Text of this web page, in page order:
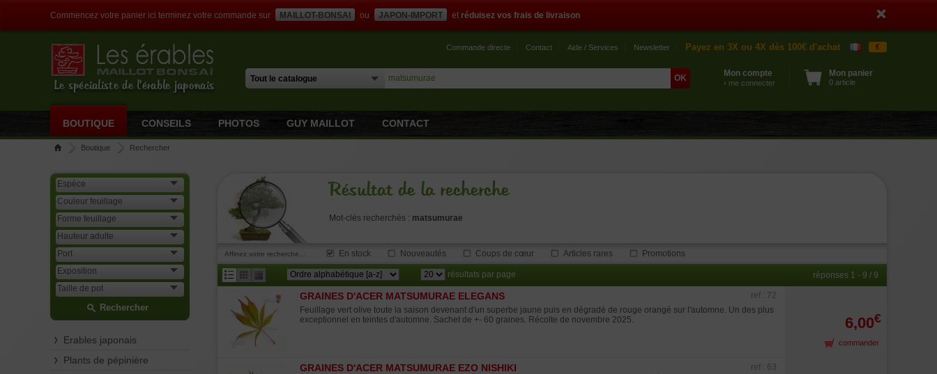
Commencez votre panier ici terminez votre commande sur MAILLOT-BONSAI ou JAPON-IMPORT et réduisez vos frais de livraison
Le spécialiste de l'érable japonais
Commande directe Contact Aide / Services Newsletter Payez en 3X ou 4X dès 100€ d'achat €
Mon compte
› me connecter
Mon panier
0 article
BOUTIQUE CONSEILS PHOTOS GUY MAILLOT CONTACT
Boutique Rechercher
Rechercher
Erables japonais
Plants de pépinière
Résultat de la recherche
Mot-clés recherchés : matsumurae
Affinez votre recherche... En stock Nouveautés Coups de cœur Articles rares Promotions
résultats par page réponses 1 - 9 / 9
GRAINES D'ACER MATSUMURAE ELEGANS
ref : 72
Feuillage vert olive toute la saison devenant d'un superbe jaune puis en dégradé de rouge orangé sur l'automne. Un des plus
exceptionnel en teintes d'automne. Sachet de +- 60 graines. Récolte de novembre 2025.
6,00€
commander
GRAINES D'ACER MATSUMURAE EZO NISHIKI
ref : 63